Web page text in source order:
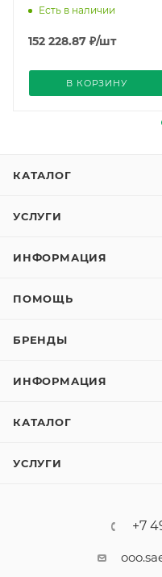
100 т/д (S55375-C111),
Есть в наличии
152 228.87 ₽/шт
В КОРЗИНУ
КАТАЛОГ
УСЛУГИ
ИНФОРМАЦИЯ
ПОМОЩЬ
БРЕНДЫ
ИНФОРМАЦИЯ
КАТАЛОГ
УСЛУГИ
+7